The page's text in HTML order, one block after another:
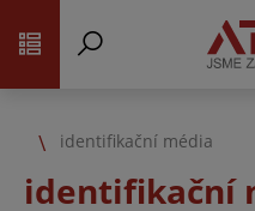
identifikační média
identifikační